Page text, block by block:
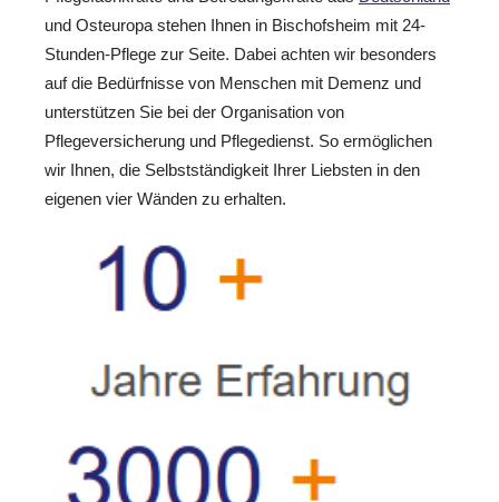
und Osteuropa stehen Ihnen in Bischofsheim mit 24-
Stunden-Pflege zur Seite. Dabei achten wir besonders
auf die Bedürfnisse von Menschen mit Demenz und
unterstützen Sie bei der Organisation von
Pflegeversicherung und Pflegedienst. So ermöglichen
wir Ihnen, die Selbstständigkeit Ihrer Liebsten in den
eigenen vier Wänden zu erhalten.